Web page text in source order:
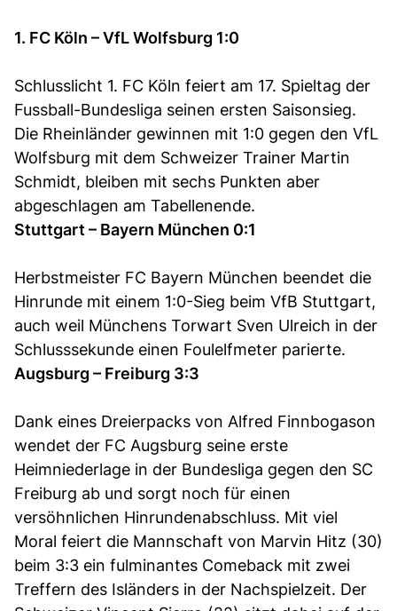
1. FC Köln – VfL Wolfsburg 1:0
Schlusslicht 1. FC Köln feiert am 17. Spieltag der
Fussball-Bundesliga seinen ersten Saisonsieg.
Die Rheinländer gewinnen mit 1:0 gegen den VfL
Wolfsburg mit dem Schweizer Trainer Martin
Schmidt, bleiben mit sechs Punkten aber
abgeschlagen am Tabellenende.
Stuttgart – Bayern München 0:1
Herbstmeister FC Bayern München beendet die
Hinrunde mit einem 1:0-Sieg beim VfB Stuttgart,
auch weil Münchens Torwart Sven Ulreich in der
Schlusssekunde einen Foulelfmeter parierte.
Augsburg – Freiburg 3:3
Dank eines Dreierpacks von Alfred Finnbogason
wendet der FC Augsburg seine erste
Heimniederlage in der Bundesliga gegen den SC
Freiburg ab und sorgt noch für einen
versöhnlichen Hinrundenabschluss. Mit viel
Moral feiert die Mannschaft von Marvin Hitz (30)
beim 3:3 ein fulminantes Comeback mit zwei
Treffern des Isländers in der Nachspielzeit. Der